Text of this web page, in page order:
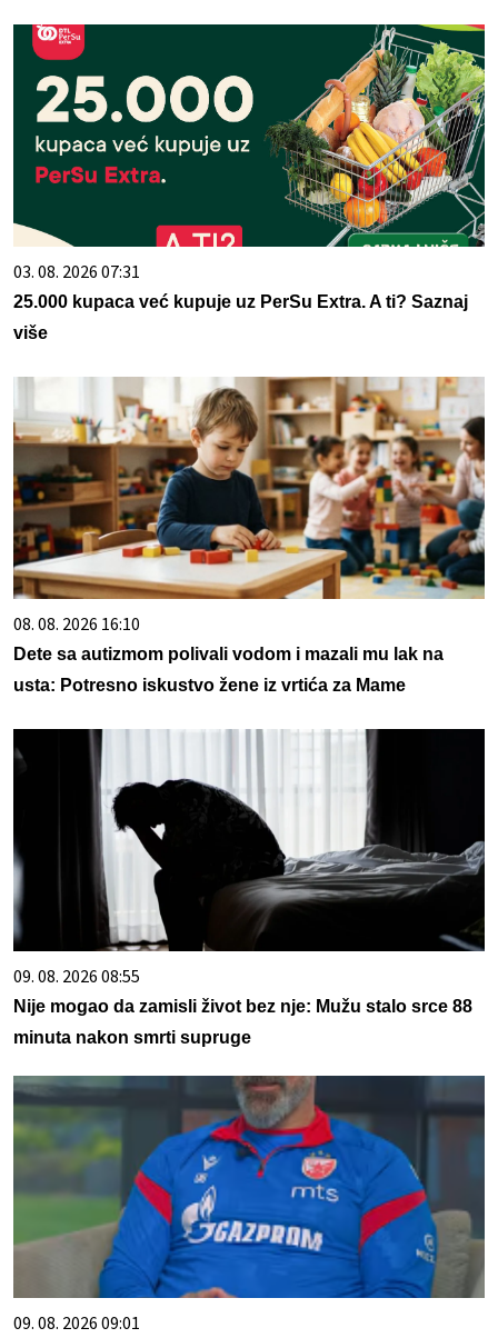
03. 08. 2026 07:31
25.000 kupaca već kupuje uz PerSu Extra. A ti? Saznaj
više
08. 08. 2026 16:10
Dete sa autizmom polivali vodom i mazali mu lak na
usta: Potresno iskustvo žene iz vrtića za Mame
09. 08. 2026 08:55
Nije mogao da zamisli život bez nje: Mužu stalo srce 88
minuta nakon smrti supruge
09. 08. 2026 09:01